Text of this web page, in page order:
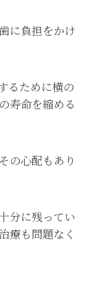
に負担をかけ
るために横の
寿命を縮める
の心配もあり
分に残ってい
療も問題なく